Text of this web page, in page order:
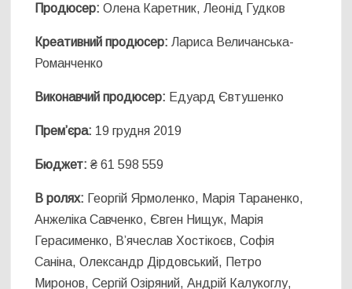
Продюсер:Олена Каретник, Леонід Гудков
Креативний продюсер:Лариса Величанська-
Романченко
Виконавчий продюсер: Едуард Євтушенко
Прем’єра: 19 грудня 2019
Бюджет:₴ 61 598 559
В ролях: Георгій Ярмоленко, Марія Тараненко,
Анжеліка Савченко, Євген Нищук, Марія
Герасименко, В’ячеслав Хостікоєв, Софія
Саніна, Олександр Дірдовський, Петро
Миронов, Сергій Озіряний, Андрій Калукоглу,